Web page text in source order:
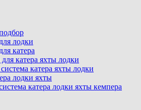
лодки
катера
катера яхты лодки
катера яхты лодки
лодки яхты
катера лодки яхты кемпера